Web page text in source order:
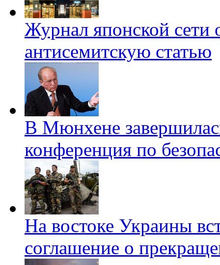
Журнал японской сети
антисемитскую статью
В Мюнхене
конференция по
На востоке Украины
соглашение о